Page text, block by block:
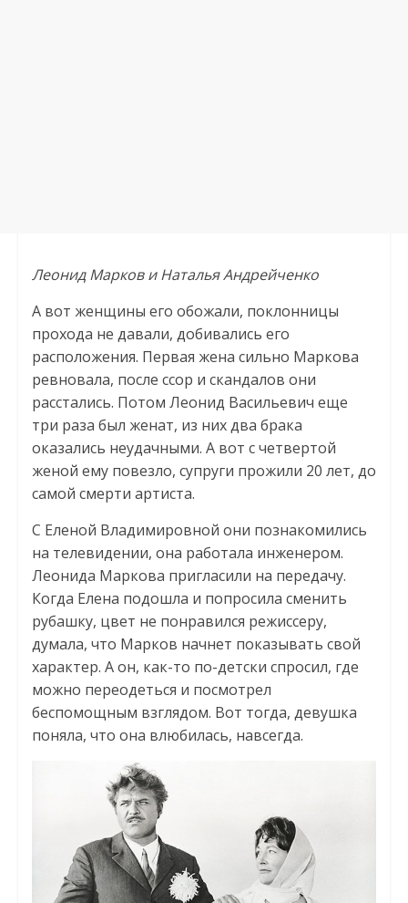
Леонид Марков и Наталья Андрейченко
А вот женщины его обожали, поклонницы
прохода не давали, добивались его
расположения. Первая жена сильно Маркова
ревновала, после ссор и скандалов они
расстались. Потом Леонид Васильевич еще
три раза был женат, из них два брака
оказались неудачными. А вот с четвертой
женой ему повезло, супруги прожили 20 лет, до
самой смерти артиста.
С Еленой Владимировной они познакомились
на телевидении, она работала инженером.
Леонида Маркова пригласили на передачу.
Когда Елена подошла и попросила сменить
рубашку, цвет не понравился режиссеру,
думала, что Марков начнет показывать свой
характер. А он, как-то по-детски спросил, где
можно переодеться и посмотрел
беспомощным взглядом. Вот тогда, девушка
поняла, что она влюбилась, навсегда.